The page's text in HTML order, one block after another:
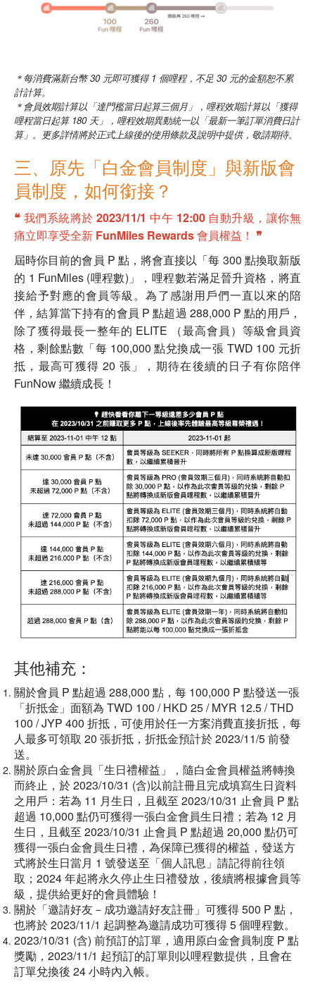
＊每消費滿新台幣 30 元即可獲得 1 個哩程，不足 30 元的金額恕不累
計計算。
＊會員效期計算以「達門檻當日起算三個月」，哩程效期計算以「獲得
哩程當日起算 180 天」，哩程效期異動統一以「最新一筆訂單消費日計
算」。更多詳情將於正式上線後的使用條款及說明中提供，敬請期待。
三、原先「白金會員制度」與新版會
員制度，如何銜接？
❝ 我們系統將於 2023/11/1 中午 12:00 自動升級，讓你無
痛立即享受全新 FunMiles Rewards 會員權益！ ❞
屆時你目前的會員 P 點，將會直接以「每 300 點換取新版
的 1 FunMiles (哩程數)」，哩程數若滿足晉升資格，將直
接給予對應的會員等級。為了感謝用戶們一直以來的陪
伴，結算當下持有的會員 P 點超過 288,000 P 點的用戶，
除了獲得最長一整年的 ELITE （最高會員）等級會員資
格，剩餘點數「每 100,000 點兌換成一張 TWD 100 元折
抵，最高可獲得 20 張」，期待在後續的日子有你陪伴
FunNow 繼續成長！
其他補充：
關於會員 P 點超過 288,000 點，每 100,000 P 點發送一張
「折抵金」面額為 TWD 100 / HKD 25 / MYR 12.5 / THD
100 / JYP 400 折抵，可使用於任一方案消費直接折抵，每
人最多可領取 20 張折抵，折抵金預計於 2023/11/5 前發
送。
關於原白金會員「生日禮權益」，隨白金會員權益將轉換
而終止，於 2023/10/31 (含)以前註冊且完成填寫生日資料
之用戶：若為 11 月生日，且截至 2023/10/31 止會員 P 點
超過 10,000 點仍可獲得一張白金會員生日禮；若為 12 月
生日，且截至 2023/10/31 止會員 P 點超過 20,000 點仍可
獲得一張白金會員生日禮，為保障已獲得的權益，發送方
式將於生日當月 1 號發送至「個人訊息」請記得前往領
取；2024 年起將永久停止生日禮發放，後續將根據會員等
級，提供給更好的會員體驗！
關於「邀請好友－成功邀請好友註冊」可獲得 500 P 點，
也將於 2023/11/1 起調整為邀請成功可獲得 5 個哩程數。
2023/10/31 (含) 前預訂的訂單，適用原白金會員制度 P 點
獎勵，2023/11/1 起預訂的訂單則以哩程數提供，且會在
訂單兌換後 24 小時內入帳。